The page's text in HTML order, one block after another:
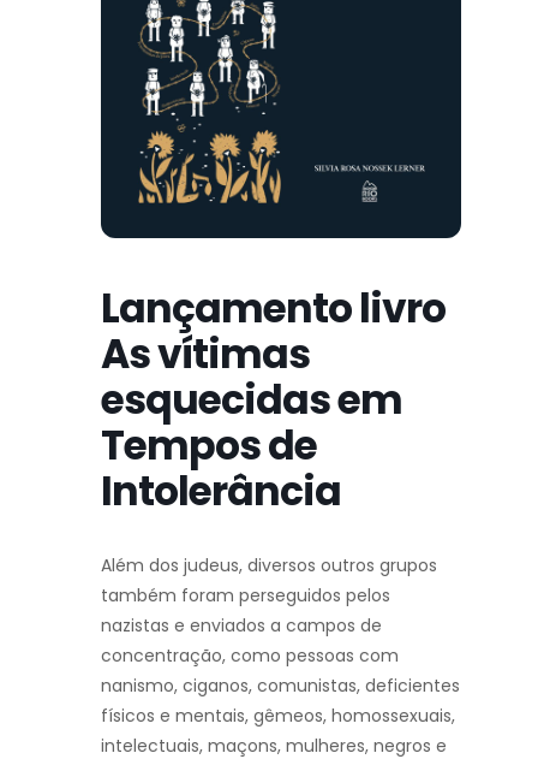
Lançamento livro
As vítimas
esquecidas em
Tempos de
Intolerância
Além dos judeus, diversos outros grupos
também foram perseguidos pelos
nazistas e enviados a campos de
concentração, como pessoas com
nanismo, ciganos, comunistas, deficientes
físicos e mentais, gêmeos, homossexuais,
intelectuais, maçons, mulheres, negros e